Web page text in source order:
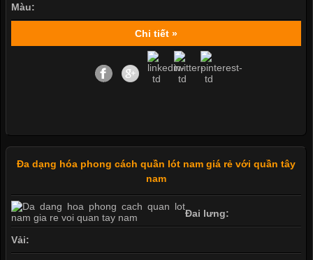
Màu:
Chi tiết »
Đa dạng hóa phong cách quần lót nam giá rẻ với quần tây
nam
Đai lưng:
Vải: